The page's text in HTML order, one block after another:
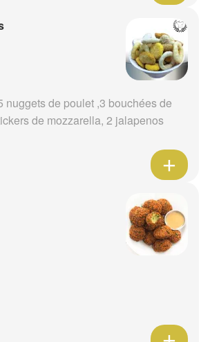
nuggets de poulet ,3 bouchées de
de mozzarella, 2 jalapenos